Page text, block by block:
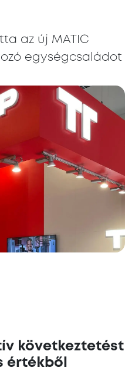
az új MATIC
egységcsaládot
következtetést
értékből